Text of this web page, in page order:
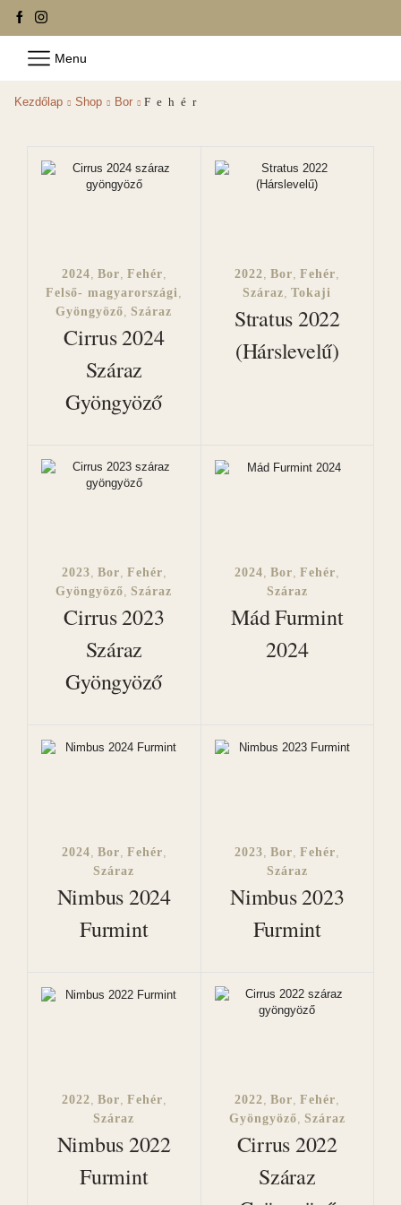
Menu
Kezdőlap Shop Bor Fehér
2024, Bor, Fehér,
Felső- magyarországi,
Gyöngyöző,Száraz
Cirrus 2024
Száraz
Gyöngyöző
2022,Bor,Fehér,
Száraz,Tokaji
Stratus 2022
(Hárslevelű)
2023, Bor, Fehér,
Gyöngyöző,Száraz
Cirrus 2023
Száraz
Gyöngyöző
2024,Bor,Fehér,
Száraz
Mád Furmint
2024
2024, Bor, Fehér,
Száraz
Nimbus 2024
Furmint
2023,Bor,Fehér,
Száraz
Nimbus 2023
Furmint
2022, Bor, Fehér,
Száraz
Nimbus 2022
Furmint
2022,Bor,Fehér,
Gyöngyöző, Száraz
Cirrus 2022
Száraz